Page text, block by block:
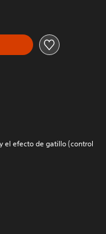
el efecto de gatillo (control